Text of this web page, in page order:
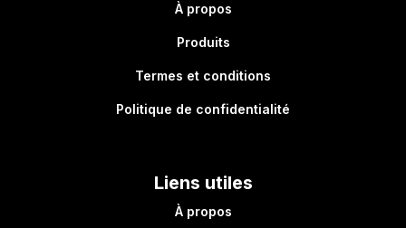
À propos
Produits
Termes et conditions
Politique de confidentialité
Liens utiles
À propos